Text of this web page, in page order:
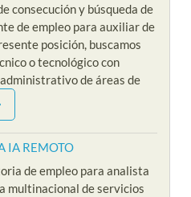
consecución y búsqueda de
de empleo para auxiliar de
posición, buscamos
o tecnológico con
de áreas de
IA REMOTO
de empleo para analista
multinacional de servicios